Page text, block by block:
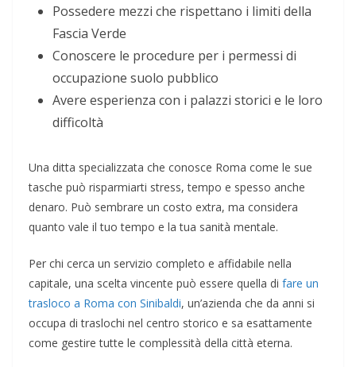
Possedere mezzi che rispettano i limiti della
Fascia Verde
Conoscere le procedure per i permessi di
occupazione suolo pubblico
Avere esperienza con i palazzi storici e le loro
difficoltà
Una ditta specializzata che conosce Roma come le sue
tasche può risparmiarti stress, tempo e spesso anche
denaro. Può sembrare un costo extra, ma considera
quanto vale il tuo tempo e la tua sanità mentale.
Per chi cerca un servizio completo e affidabile nella
capitale, una scelta vincente può essere quella di fare un
trasloco a Roma con Sinibaldi, un’azienda che da anni si
occupa di traslochi nel centro storico e sa esattamente
come gestire tutte le complessità della città eterna.